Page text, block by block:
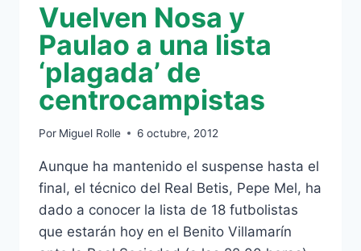
Vuelven Nosa y
Paulao a una lista
‘plagada’ de
centrocampistas
Por Miguel Rolle 6 octubre, 2012
Aunque ha mantenido el suspense hasta el
final, el técnico del Real Betis, Pepe Mel, ha
dado a conocer la lista de 18 futbolistas
que estarán hoy en el Benito Villamarín